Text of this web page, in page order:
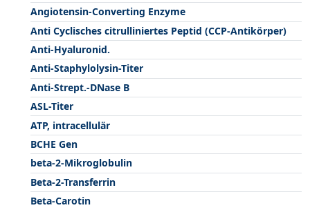
Angiotensin-Converting Enzyme
Anti Cyclisches citrulliniertes Peptid (CCP-Antikörper)
Anti-Hyaluronid.
Anti-Staphylolysin-Titer
Anti-Strept.-DNase B
ASL-Titer
ATP, intracellulär
BCHE Gen
beta-2-Mikroglobulin
Beta-2-Transferrin
Beta-Carotin